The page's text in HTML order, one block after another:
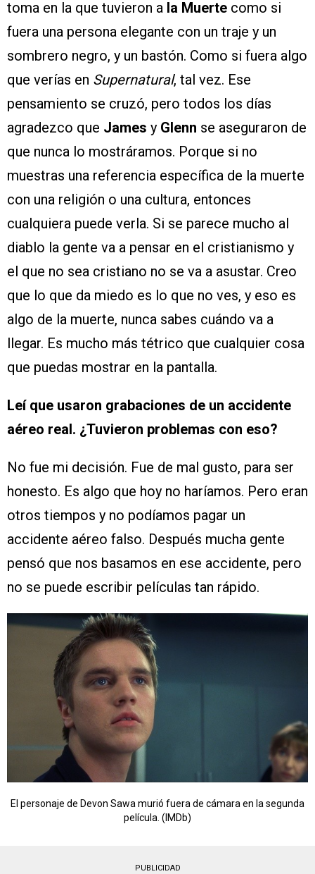
toma en la que tuvieron a la Muerte como si
fuera una persona elegante con un traje y un
sombrero negro, y un bastón. Como si fuera algo
que verías en Supernatural, tal vez. Ese
pensamiento se cruzó, pero todos los días
agradezco que James y Glenn se aseguraron de
que nunca lo mostráramos. Porque si no
muestras una referencia específica de la muerte
con una religión o una cultura, entonces
cualquiera puede verla. Si se parece mucho al
diablo la gente va a pensar en el cristianismo y
el que no sea cristiano no se va a asustar. Creo
que lo que da miedo es lo que no ves, y eso es
algo de la muerte, nunca sabes cuándo va a
llegar. Es mucho más tétrico que cualquier cosa
que puedas mostrar en la pantalla.
Leí que usaron grabaciones de un accidente
aéreo real. ¿Tuvieron problemas con eso?
No fue mi decisión. Fue de mal gusto, para ser
honesto. Es algo que hoy no haríamos. Pero eran
otros tiempos y no podíamos pagar un
accidente aéreo falso. Después mucha gente
pensó que nos basamos en ese accidente, pero
no se puede escribir películas tan rápido.
El personaje de Devon Sawa murió fuera de cámara en la segunda
película. (IMDb)
PUBLICIDAD